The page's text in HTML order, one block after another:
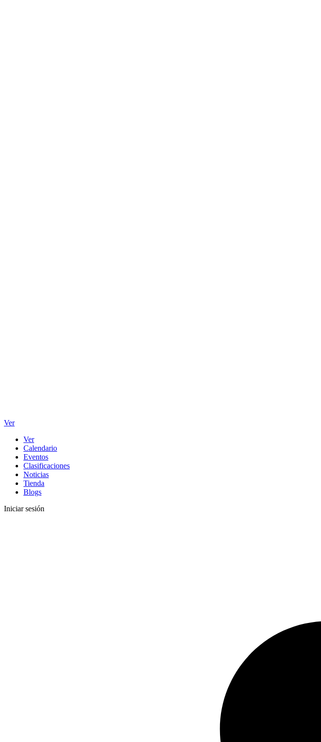
Ver
Ver
Calendario
Eventos
Clasificaciones
Noticias
Tienda
Blogs
Iniciar sesión